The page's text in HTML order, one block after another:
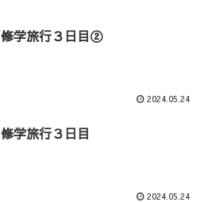
修学旅行３日目②
2024.05.24
修学旅行３日目
2024.05.24